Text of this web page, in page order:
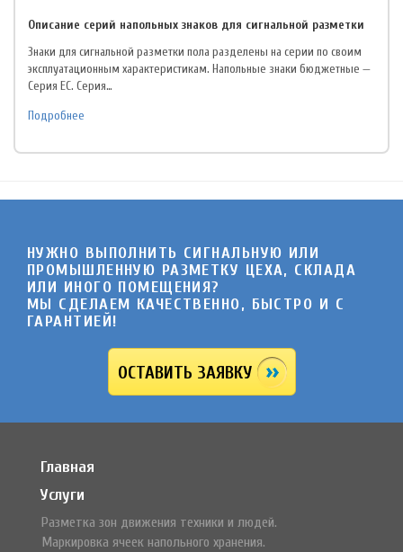
Описание серий напольных знаков для сигнальной разметки
Знаки для сигнальной разметки пола разделены на серии по своим
эксплуатационным характеристикам. Напольные знаки бюджетные —
Серия EC. Серия…
Подробнее
НУЖНО ВЫПОЛНИТЬ СИГНАЛЬНУЮ ИЛИ
ПРОМЫШЛЕННУЮ РАЗМЕТКУ ЦЕХА, СКЛАДА
ИЛИ ИНОГО ПОМЕЩЕНИЯ?
МЫ СДЕЛАЕМ КАЧЕСТВЕННО, БЫСТРО И C
ГАРАНТИЕЙ!
ОСТАВИТЬ ЗАЯВКУ
Главная
Услуги
Разметка зон движения техники и людей.
Маркировка ячеек напольного хранения.